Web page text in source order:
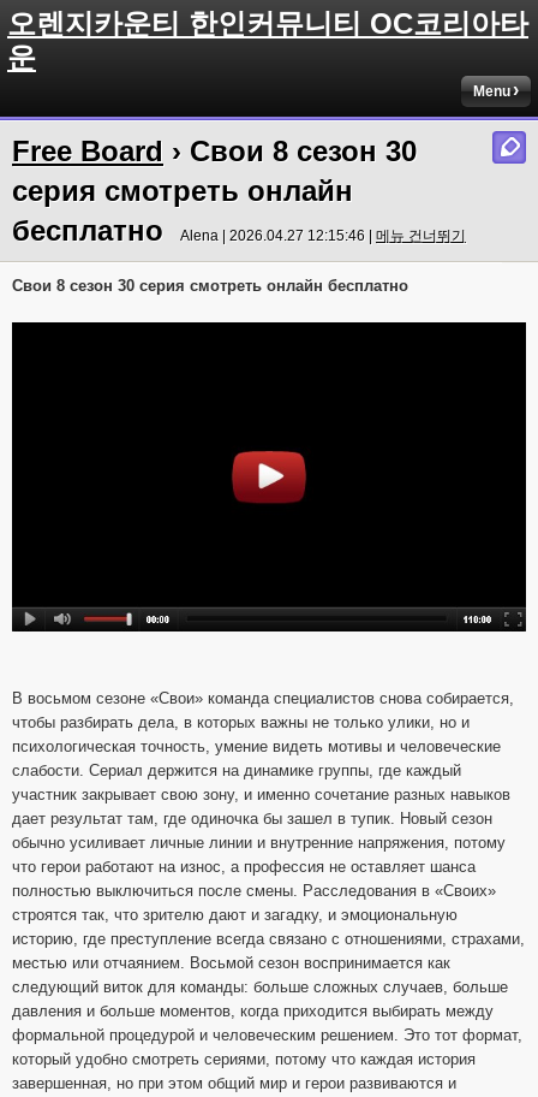
오렌지카운티 한인커뮤니티 OC코리아타
운
Menu
Free Board › Свои 8 сезон 30
серия смотреть онлайн
бесплатно
Alena | 2026.04.27 12:15:46 | 메뉴 건너뛰기
Свои 8 сезон 30 серия смотреть онлайн бесплатно
В восьмом сезоне «Свои» команда специалистов снова собирается,
чтобы разбирать дела, в которых важны не только улики, но и
психологическая точность, умение видеть мотивы и человеческие
слабости. Сериал держится на динамике группы, где каждый
участник закрывает свою зону, и именно сочетание разных навыков
дает результат там, где одиночка бы зашел в тупик. Новый сезон
обычно усиливает личные линии и внутренние напряжения, потому
что герои работают на износ, а профессия не оставляет шанса
полностью выключиться после смены. Расследования в «Своих»
строятся так, что зрителю дают и загадку, и эмоциональную
историю, где преступление всегда связано с отношениями, страхами,
местью или отчаянием. Восьмой сезон воспринимается как
следующий виток для команды: больше сложных случаев, больше
давления и больше моментов, когда приходится выбирать между
формальной процедурой и человеческим решением. Это тот формат,
который удобно смотреть сериями, потому что каждая история
завершенная, но при этом общий мир и герои развиваются и